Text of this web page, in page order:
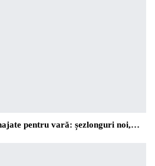
pentru vară: șezlonguri noi,…